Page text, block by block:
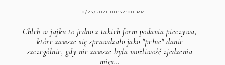
10/23/2021 08:32:00 PM
Chleb w jajku to jedno z takich form podania pieczywa,
które zawsze się sprawdzało jako "pełne" danie
szczególnie, gdy nie zawsze była możliwość zjedzenia
mięs…